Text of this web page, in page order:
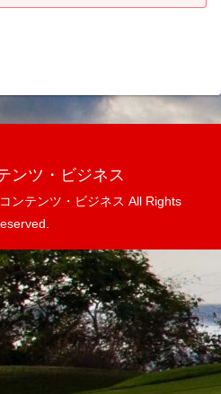
ンツ・ビジネス
ンテンツ・ビジネス All Rights